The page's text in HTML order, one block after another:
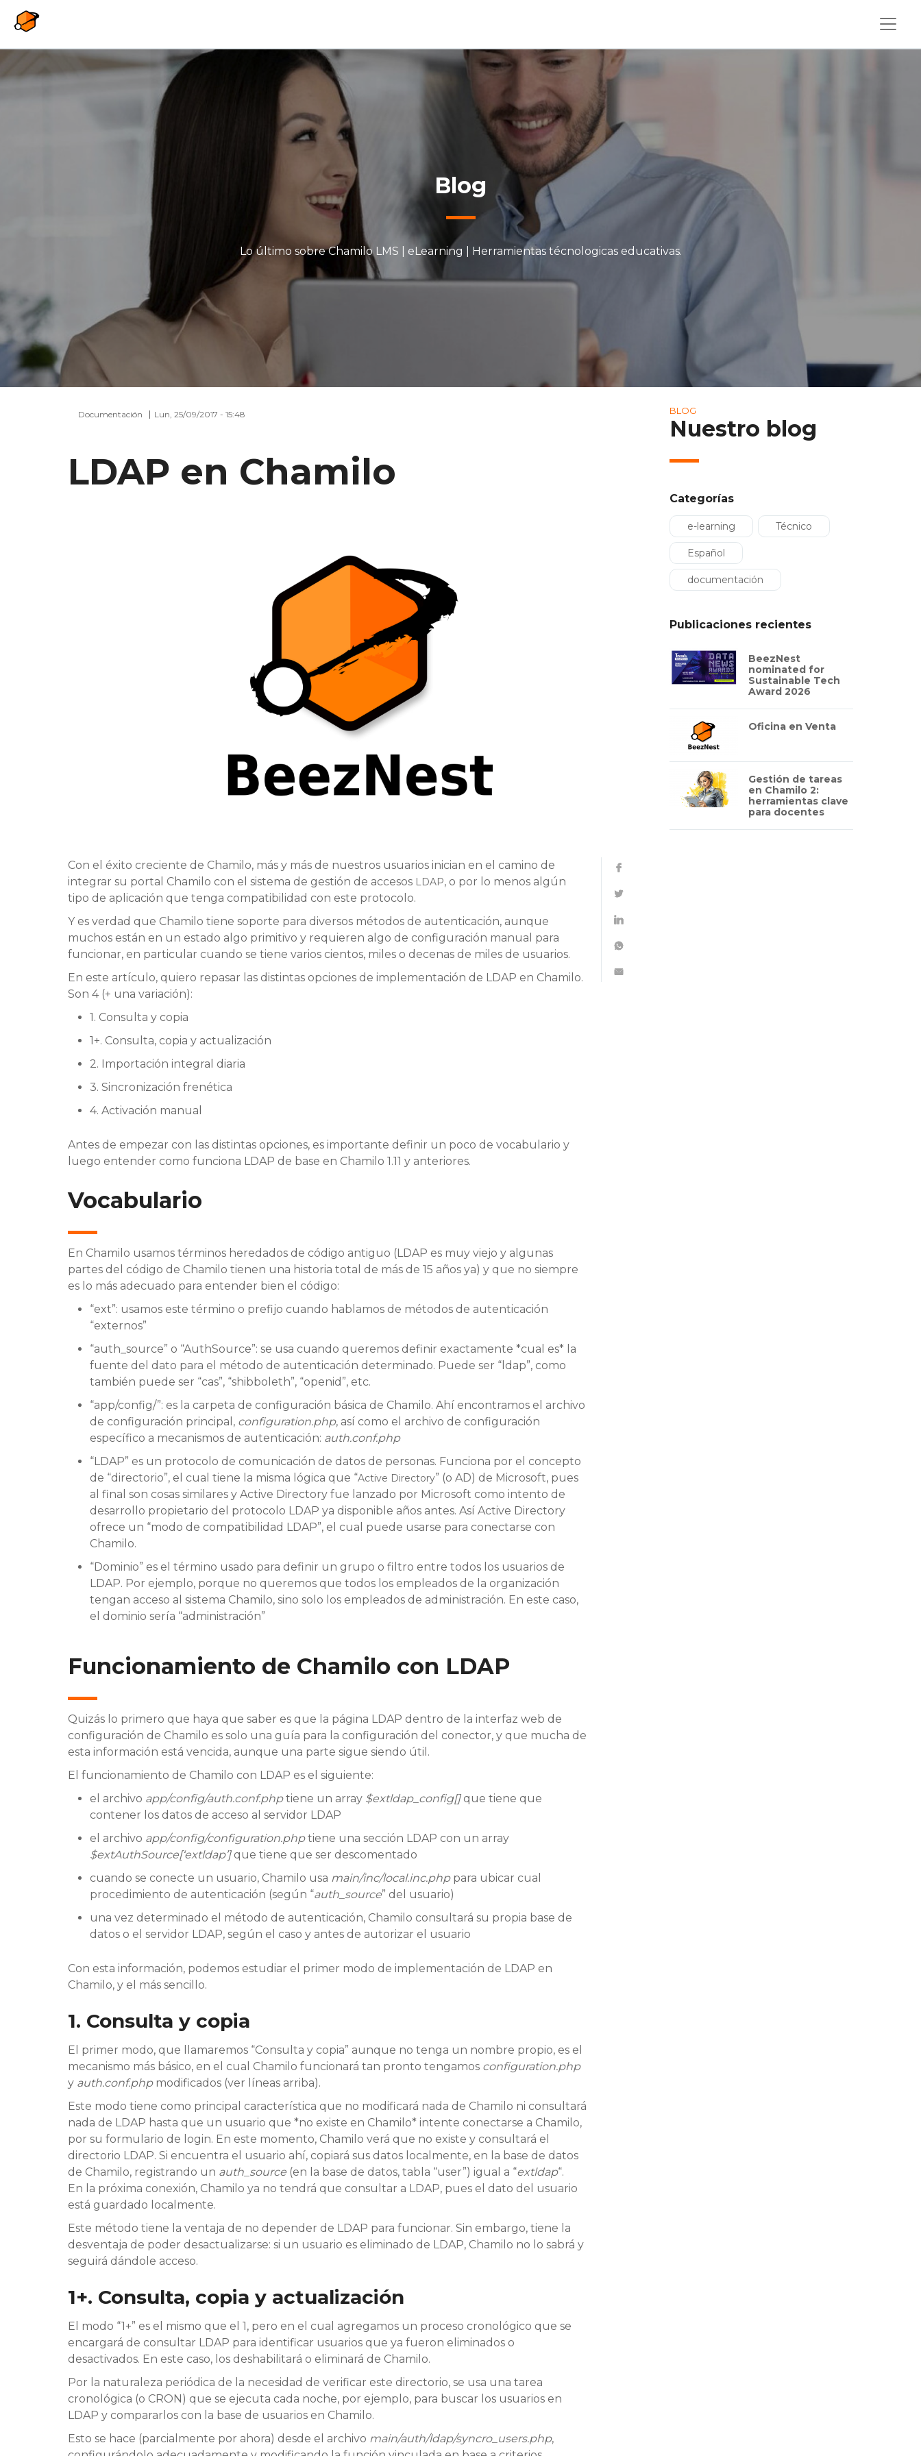
Blog
Lo último sobre Chamilo LMS | eLearning | Herramientas técnologicas educativas.
Documentación Lun, 25/09/2017 - 15:48
LDAP en Chamilo
Con el éxito creciente de Chamilo, más y más de nuestros usuarios inician en el camino de
integrar su portal Chamilo con el sistema de gestión de accesos LDAP, o por lo menos algún
tipo de aplicación que tenga compatibilidad con este protocolo.
Y es verdad que Chamilo tiene soporte para diversos métodos de autenticación, aunque
muchos están en un estado algo primitivo y requieren algo de configuración manual para
funcionar, en particular cuando se tiene varios cientos, miles o decenas de miles de usuarios.
En este artículo, quiero repasar las distintas opciones de implementación de LDAP en Chamilo.
Son 4 (+ una variación):
1. Consulta y copia
1+. Consulta, copia y actualización
2. Importación integral diaria
3. Sincronización frenética
4. Activación manual
Antes de empezar con las distintas opciones, es importante definir un poco de vocabulario y
luego entender como funciona LDAP de base en Chamilo 1.11 y anteriores.
Vocabulario
En Chamilo usamos términos heredados de código antiguo (LDAP es muy viejo y algunas
partes del código de Chamilo tienen una historia total de más de 15 años ya) y que no siempre
es lo más adecuado para entender bien el código:
“ext”: usamos este término o prefijo cuando hablamos de métodos de autenticación
“externos”
“auth_source” o “AuthSource”: se usa cuando queremos definir exactamente *cual es* la
fuente del dato para el método de autenticación determinado. Puede ser “ldap”, como
también puede ser “cas”, “shibboleth”, “openid”, etc.
“app/config/”: es la carpeta de configuración básica de Chamilo. Ahí encontramos el archivo
de configuración principal, configuration.php, así como el archivo de configuración
específico a mecanismos de autenticación: auth.conf.php
“LDAP” es un protocolo de comunicación de datos de personas. Funciona por el concepto
de “directorio”, el cual tiene la misma lógica que “Active Directory” (o AD) de Microsoft, pues
al final son cosas similares y Active Directory fue lanzado por Microsoft como intento de
desarrollo propietario del protocolo LDAP ya disponible años antes. Así Active Directory
ofrece un “modo de compatibilidad LDAP”, el cual puede usarse para conectarse con
Chamilo.
“Dominio” es el término usado para definir un grupo o filtro entre todos los usuarios de
LDAP. Por ejemplo, porque no queremos que todos los empleados de la organización
tengan acceso al sistema Chamilo, sino solo los empleados de administración. En este caso,
el dominio sería “administración”
Funcionamiento de Chamilo con LDAP
Quizás lo primero que haya que saber es que la página LDAP dentro de la interfaz web de
configuración de Chamilo es solo una guía para la configuración del conector, y que mucha de
esta información está vencida, aunque una parte sigue siendo útil.
El funcionamiento de Chamilo con LDAP es el siguiente:
el archivo app/config/auth.conf.phptiene un array $extldap_config[]que tiene que
contener los datos de acceso al servidor LDAP
el archivo app/config/configuration.phptiene una sección LDAP con un array
$extAuthSource[‘extldap’]que tiene que ser descomentado
cuando se conecte un usuario, Chamilo usa main/inc/local.inc.phppara ubicar cual
procedimiento de autenticación (según “auth_source” del usuario)
una vez determinado el método de autenticación, Chamilo consultará su propia base de
datos o el servidor LDAP, según el caso y antes de autorizar el usuario
Con esta información, podemos estudiar el primer modo de implementación de LDAP en
Chamilo, y el más sencillo.
1. Consulta y copia
El primer modo, que llamaremos “Consulta y copia” aunque no tenga un nombre propio, es el
mecanismo más básico, en el cual Chamilo funcionará tan pronto tengamos configuration.php
y auth.conf.phpmodificados (ver líneas arriba).
Este modo tiene como principal característica que no modificará nada de Chamilo ni consultará
nada de LDAP hasta que un usuario que *no existe en Chamilo* intente conectarse a Chamilo,
por su formulario de login. En este momento, Chamilo verá que no existe y consultará el
directorio LDAP. Si encuentra el usuario ahí, copiará sus datos localmente, en la base de datos
de Chamilo, registrando un auth_source (en la base de datos, tabla “user”) igual a “extldap“.
En la próxima conexión, Chamilo ya no tendrá que consultar a LDAP, pues el dato del usuario
está guardado localmente.
Este método tiene la ventaja de no depender de LDAP para funcionar. Sin embargo, tiene la
desventaja de poder desactualizarse: si un usuario es eliminado de LDAP, Chamilo no lo sabrá y
seguirá dándole acceso.
1+. Consulta, copia y actualización
El modo “1+” es el mismo que el 1, pero en el cual agregamos un proceso cronológico que se
encargará de consultar LDAP para identificar usuarios que ya fueron eliminados o
desactivados. En este caso, los deshabilitará o eliminará de Chamilo.
Por la naturaleza periódica de la necesidad de verificar este directorio, se usa una tarea
cronológica (o CRON) que se ejecuta cada noche, por ejemplo, para buscar los usuarios en
LDAP y compararlos con la base de usuarios en Chamilo.
Esto se hace (parcialmente por ahora) desde el archivo main/auth/ldap/syncro_users.php,
BLOG
Nuestro blog
Categorías
e-learning Técnico
Español
documentación
Publicaciones recientes
BeezNest
nominated for
Sustainable Tech
Award 2026
Oficina en Venta
Gestión de tareas
en Chamilo 2:
herramientas clave
para docentes